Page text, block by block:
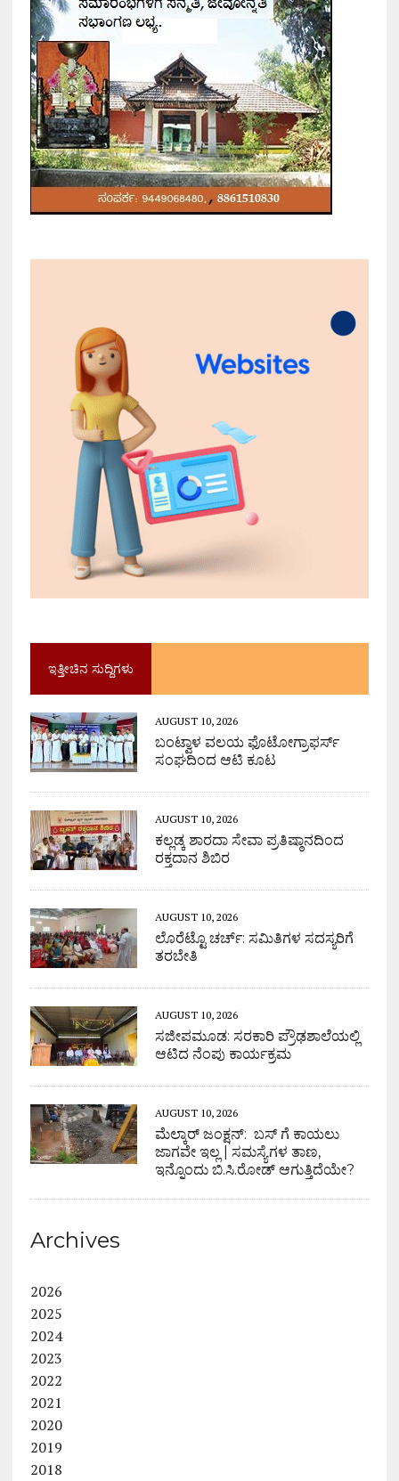
ಇತ್ತೀಚಿನ ಸುದ್ದಿಗಳು
AUGUST 10, 2026
ಬಂಟ್ವಾಳ ವಲಯ ಫೊಟೋಗ್ರಾಫರ್ಸ್
ಸಂಘದಿಂದ ಆಟಿ ಕೂಟ
AUGUST 10, 2026
ಕಲ್ಲಡ್ಕ ಶಾರದಾ ಸೇವಾ ಪ್ರತಿಷ್ಠಾನದಿಂದ
ರಕ್ತದಾನ ಶಿಬಿರ
AUGUST 10, 2026
ಲೊರೆಟ್ಟೊ ಚರ್ಚ್: ಸಮಿತಿಗಳ ಸದಸ್ಯರಿಗೆ
ತರಬೇತಿ
AUGUST 10, 2026
ಸಜೀಪಮೂಡ: ಸರಕಾರಿ ಪ್ರೌಢಶಾಲೆಯಲ್ಲಿ
ಆಟಿದ ನೆಂಪು ಕಾರ್ಯಕ್ರಮ
AUGUST 10, 2026
ಮೆಲ್ಕಾರ್ ಜಂಕ್ಷನ್: ಬಸ್ ಗೆ ಕಾಯಲು
ಜಾಗವೇ ಇಲ್ಲ | ಸಮಸ್ಯೆಗಳ ತಾಣ,
ಇನ್ನೊಂದು ಬಿ.ಸಿ.ರೋಡ್ ಆಗುತ್ತಿದೆಯೇ?
Archives
2026
2025
2024
2023
2022
2021
2020
2019
2018